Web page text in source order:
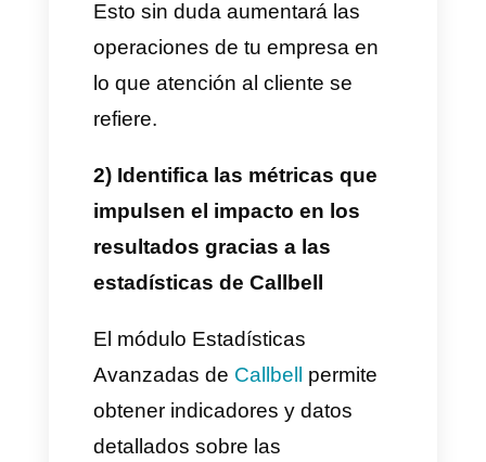
comunicación. Existe una
plataforma llamadaCallbell
te puede ayudar a organizar tus
En dicha plataforma podras
conectar los canales de
tus clientes incluido WhatsApp,
tendrás un sistema omnicanal,
podras conectar múltiples